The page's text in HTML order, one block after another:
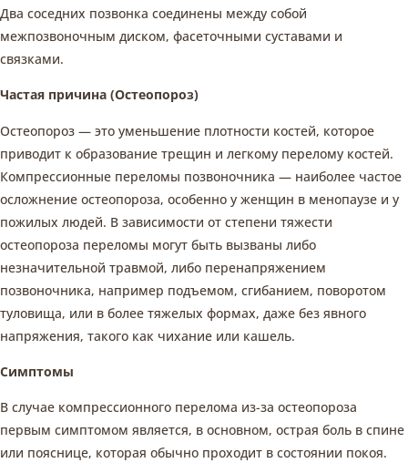
Два соседних позвонка соединены между собой
межпозвоночным диском, фасеточными суставами и
связками.
Частая причина (Остеопороз)
Остеопороз — это уменьшение плотности костей, которое
приводит к образование трещин и легкому перелому костей.
Компрессионные переломы позвоночника — наиболее частое
осложнение остеопороза, особенно у женщин в менопаузе и у
пожилых людей. В зависимости от степени тяжести
остеопороза переломы могут быть вызваны либо
незначительной травмой, либо перенапряжением
позвоночника, например подъемом, сгибанием, поворотом
туловища, или в более тяжелых формах, даже без явного
напряжения, такого как чихание или кашель.
Симптомы
В случае компрессионного перелома из-за остеопороза
первым симптомом является, в основном, острая боль в спине
или пояснице, которая обычно проходит в состоянии покоя.